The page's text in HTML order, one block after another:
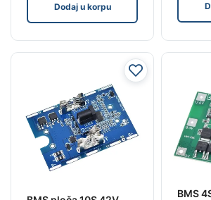
Dodaj u korpu
BMS